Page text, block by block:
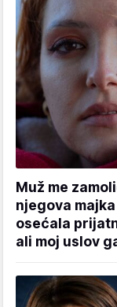
Muž me
njegova
osećala
ali moj uslov